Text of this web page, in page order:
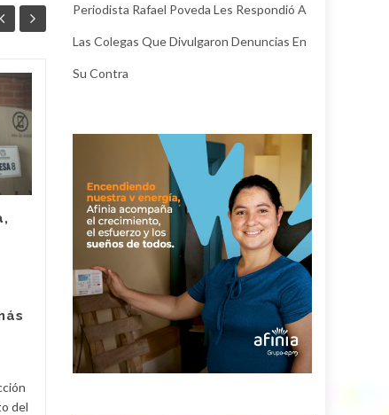
del
JUN
egos e
incomodidades
ponen en peligro lo
que han logrado y
que Iván Cepeda
triunfe
El resultado de la primera
vuelta en la elección
presidencial en Colombia
aportó para que se reflejara
el estado en el que se
encuentra...
Periodista Rafael Poveda Les Respondió A
Las Colegas Que Divulgaron Denuncias En
Su Contra